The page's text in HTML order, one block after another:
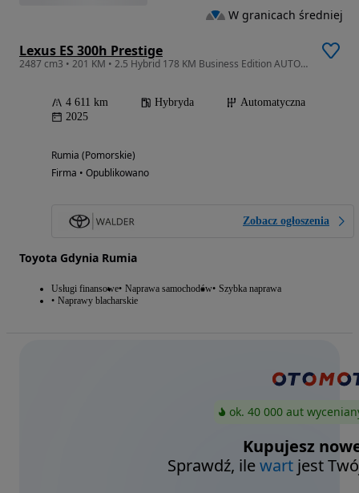
Lexus ES 300h Prestige
2487 cm3 • 201 KM • 2.5 Hybrid 178 KM Business Edition AUTO DEMONSTRACYJNE
4 611 km Hybryda
Automatyczna
2025
Rumia (Pomorskie)
Firma • Opublikowano
Zobacz ogłoszenia
Toyota Gdynia Rumia
Usługi finansowe Naprawa samochodów Szybka naprawa
Naprawy blacharskie
W granicach średniej
ok. 40 000 aut
Kupujesz
Sprawdź, ilewart jest